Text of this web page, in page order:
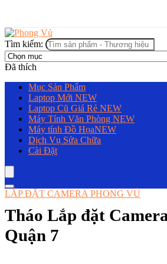
Tìm kiếm:
Đã thích
Mục Sản Phẩm
Laptop Mới NEW
Laptop Cũ Giá Rẻ NEW
Máy Tính Văn Phòng NEW
Máy tính Đồ HọaNEW
Dịch Vụ Sửa Chữa
Cài Đặt
LẮP ĐẶT CAMERA PHONG VỦ
Tháo Lắp đặt
Quận 7